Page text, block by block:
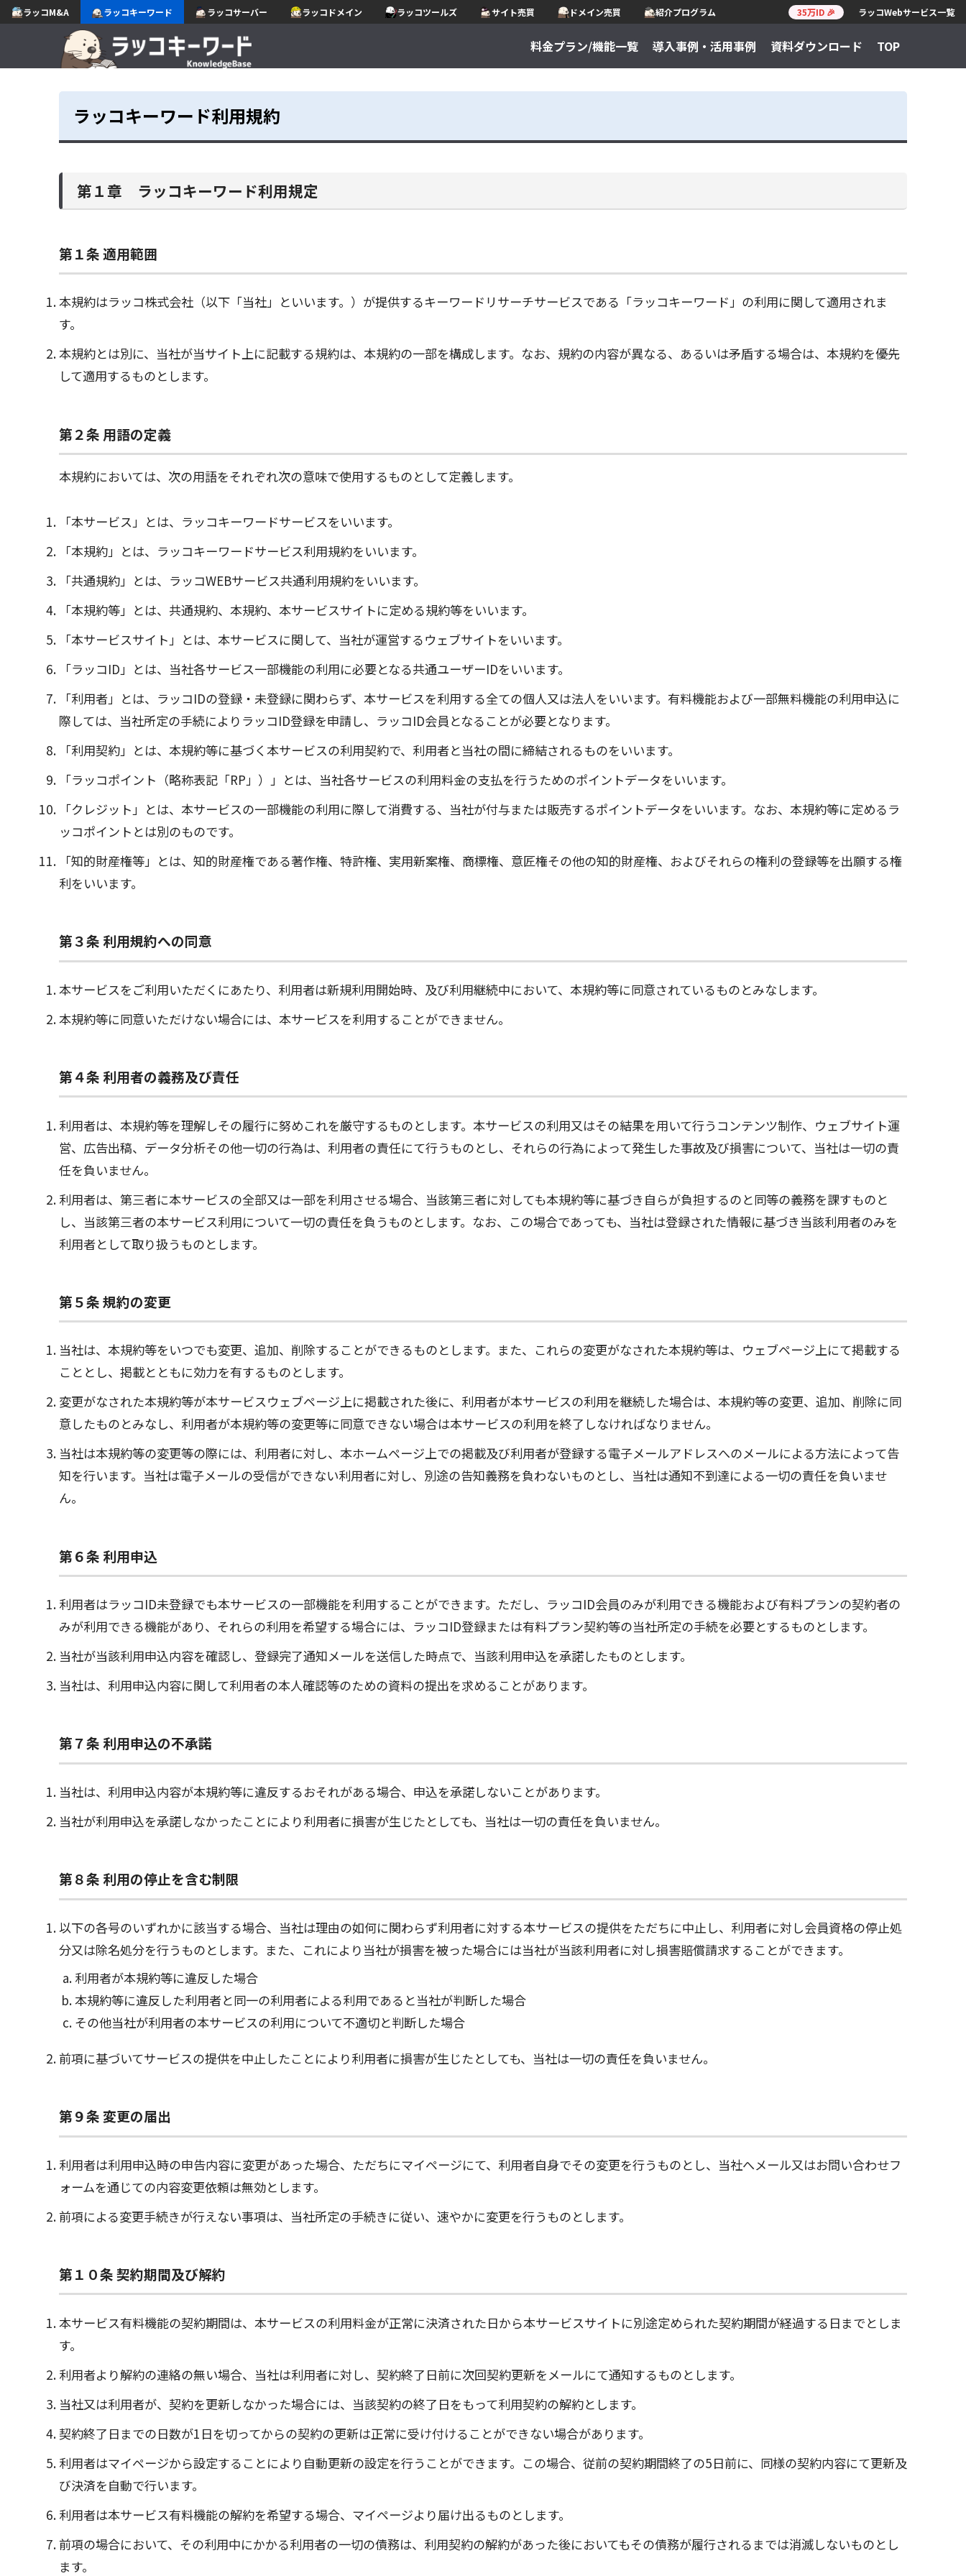
ラッコM&A ラッコキーワード ラッコサーバー ラッコドメイン ラッコツールズ サイト売買 ドメイン売買 紹介プログラム 35万ID 🎉 ラッコWebサービス一覧
料金プラン/機能一覧 導入事例・活用事例 資料ダウンロード TOP
ラッコキーワード利用規約
第１章 ラッコキーワード利用規定
第１条 適用範囲
本規約はラッコ株式会社（以下「当社」といいます。）が提供するキーワードリサーチサービスである「ラッコキーワード」の利用に関して適用されま
す。
本規約とは別に、当社が当サイト上に記載する規約は、本規約の一部を構成します。なお、規約の内容が異なる、あるいは矛盾する場合は、本規約を優先
して適用するものとします。
第２条 用語の定義
本規約においては、次の用語をそれぞれ次の意味で使用するものとして定義します。
「本サービス」とは、ラッコキーワードサービスをいいます。
「本規約」とは、ラッコキーワードサービス利用規約をいいます。
「共通規約」とは、ラッコWEBサービス共通利用規約をいいます。
「本規約等」とは、共通規約、本規約、本サービスサイトに定める規約等をいいます。
「本サービスサイト」とは、本サービスに関して、当社が運営するウェブサイトをいいます。
「ラッコID」とは、当社各サービス一部機能の利用に必要となる共通ユーザーIDをいいます。
「利用者」とは、ラッコIDの登録・未登録に関わらず、本サービスを利用する全ての個人又は法人をいいます。有料機能および一部無料機能の利用申込に
際しては、当社所定の手続によりラッコID登録を申請し、ラッコID会員となることが必要となります。
「利用契約」とは、本規約等に基づく本サービスの利用契約で、利用者と当社の間に締結されるものをいいます。
「ラッコポイント（略称表記「RP」）」とは、当社各サービスの利用料金の支払を行うためのポイントデータをいいます。
「クレジット」とは、本サービスの一部機能の利用に際して消費する、当社が付与または販売するポイントデータをいいます。なお、本規約等に定めるラ
ッコポイントとは別のものです。
「知的財産権等」とは、知的財産権である著作権、特許権、実用新案権、商標権、意匠権その他の知的財産権、およびそれらの権利の登録等を出願する権
利をいいます。
第３条 利用規約への同意
本サービスをご利用いただくにあたり、利用者は新規利用開始時、及び利用継続中において、本規約等に同意されているものとみなします。
本規約等に同意いただけない場合には、本サービスを利用することができません。
第４条 利用者の義務及び責任
利用者は、本規約等を理解しその履行に努めこれを厳守するものとします。本サービスの利用又はその結果を用いて行うコンテンツ制作、ウェブサイト運
営、広告出稿、データ分析その他一切の行為は、利用者の責任にて行うものとし、それらの行為によって発生した事故及び損害について、当社は一切の責
任を負いません。
利用者は、第三者に本サービスの全部又は一部を利用させる場合、当該第三者に対しても本規約等に基づき自らが負担するのと同等の義務を課すものと
し、当該第三者の本サービス利用について一切の責任を負うものとします。なお、この場合であっても、当社は登録された情報に基づき当該利用者のみを
利用者として取り扱うものとします。
第５条 規約の変更
当社は、本規約等をいつでも変更、追加、削除することができるものとします。また、これらの変更がなされた本規約等は、ウェブページ上にて掲載する
こととし、掲載とともに効力を有するものとします。
変更がなされた本規約等が本サービスウェブページ上に掲載された後に、利用者が本サービスの利用を継続した場合は、本規約等の変更、追加、削除に同
意したものとみなし、利用者が本規約等の変更等に同意できない場合は本サービスの利用を終了しなければなりません。
当社は本規約等の変更等の際には、利用者に対し、本ホームページ上での掲載及び利用者が登録する電子メールアドレスへのメールによる方法によって告
知を行います。当社は電子メールの受信ができない利用者に対し、別途の告知義務を負わないものとし、当社は通知不到達による一切の責任を負いませ
ん。
第６条 利用申込
利用者はラッコID未登録でも本サービスの一部機能を利用することができます。ただし、ラッコID会員のみが利用できる機能および有料プランの契約者の
みが利用できる機能があり、それらの利用を希望する場合には、ラッコID登録または有料プラン契約等の当社所定の手続を必要とするものとします。
当社が当該利用申込内容を確認し、登録完了通知メールを送信した時点で、当該利用申込を承諾したものとします。
当社は、利用申込内容に関して利用者の本人確認等のための資料の提出を求めることがあります。
第７条 利用申込の不承諾
当社は、利用申込内容が本規約等に違反するおそれがある場合、申込を承諾しないことがあります。
当社が利用申込を承諾しなかったことにより利用者に損害が生じたとしても、当社は一切の責任を負いません。
第８条 利用の停止を含む制限
以下の各号のいずれかに該当する場合、当社は理由の如何に関わらず利用者に対する本サービスの提供をただちに中止し、利用者に対し会員資格の停止処
分又は除名処分を行うものとします。また、これにより当社が損害を被った場合には当社が当該利用者に対し損害賠償請求することができます。
利用者が本規約等に違反した場合
本規約等に違反した利用者と同一の利用者による利用であると当社が判断した場合
その他当社が利用者の本サービスの利用について不適切と判断した場合
前項に基づいてサービスの提供を中止したことにより利用者に損害が生じたとしても、当社は一切の責任を負いません。
第９条 変更の届出
利用者は利用申込時の申告内容に変更があった場合、ただちにマイページにて、利用者自身でその変更を行うものとし、当社へメール又はお問い合わせフ
ォームを通じての内容変更依頼は無効とします。
前項による変更手続きが行えない事項は、当社所定の手続きに従い、速やかに変更を行うものとします。
第１０条 契約期間及び解約
本サービス有料機能の契約期間は、本サービスの利用料金が正常に決済された日から本サービスサイトに別途定められた契約期間が経過する日までとしま
す。
利用者より解約の連絡の無い場合、当社は利用者に対し、契約終了日前に次回契約更新をメールにて通知するものとします。
当社又は利用者が、契約を更新しなかった場合には、当該契約の終了日をもって利用契約の解約とします。
契約終了日までの日数が1日を切ってからの契約の更新は正常に受け付けることができない場合があります。
利用者はマイページから設定することにより自動更新の設定を行うことができます。この場合、従前の契約期間終了の5日前に、同様の契約内容にて更新及
び決済を自動で行います。
利用者は本サービス有料機能の解約を希望する場合、マイページより届け出るものとします。
前項の場合において、その利用中にかかる利用者の一切の債務は、利用契約の解約があった後においてもその債務が履行されるまでは消滅しないものとし
ます。